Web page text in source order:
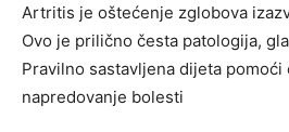
Artritis je oštećenje zglobova
Ovo je prilično česta patologija,
Pravilno sastavljena dijeta pomoći
napredovanje bolesti